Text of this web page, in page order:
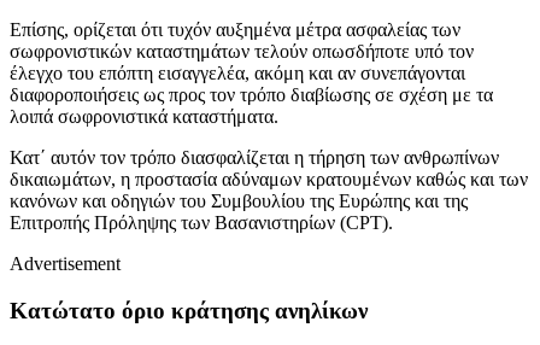
Επίσης, ορίζεται ότι τυχόν αυξημένα μέτρα ασφαλείας των
σωφρονιστικών καταστημάτων τελούν οπωσδήποτε υπό τον
έλεγχο του επόπτη εισαγγελέα, ακόμη και αν συνεπάγονται
διαφοροποιήσεις ως προς τον τρόπο διαβίωσης σε σχέση με τα
λοιπά σωφρονιστικά καταστήματα.
Κατ΄ αυτόν τον τρόπο διασφαλίζεται η τήρηση των ανθρωπίνων
δικαιωμάτων, η προστασία αδύναμων κρατουμένων καθώς και των
κανόνων και οδηγιών του Συμβουλίου της Ευρώπης και της
Επιτροπής Πρόληψης των Βασανιστηρίων (CPT).
Advertisement
Κατώτατο όριο κράτησης ανηλίκων